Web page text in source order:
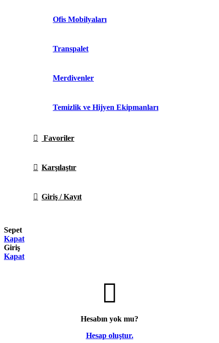
Ofis Mobilyaları
Transpalet
Merdivenler
Temizlik ve Hijyen Ekipmanları
Favoriler
Karşılaştır
Giriş / Kayıt
Sepet
Kapat
Giriş
Kapat
Hesabın yok mu?
Hesap oluştur.